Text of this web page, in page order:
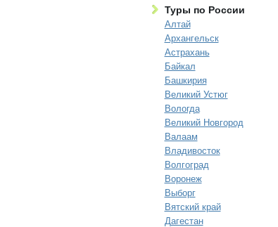
Туры по России
Алтай
Архангельск
Астрахань
Байкал
Башкирия
Великий Устюг
Вологда
Великий Новгород
Валаам
Владивосток
Волгоград
Воронеж
Выборг
Вятский край
Дагестан